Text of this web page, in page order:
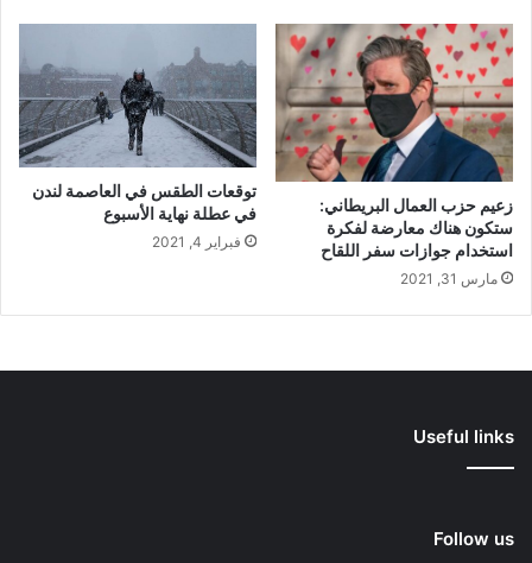
زعيم حزب العمال البريطاني:
ستكون هناك معارضة لفكرة
استخدام جوازات سفر اللقاح
مارس 31, 2021
توقعات الطقس في العاصمة لندن
في عطلة نهاية الأسبوع
فبراير 4, 2021
Useful links
Follow us